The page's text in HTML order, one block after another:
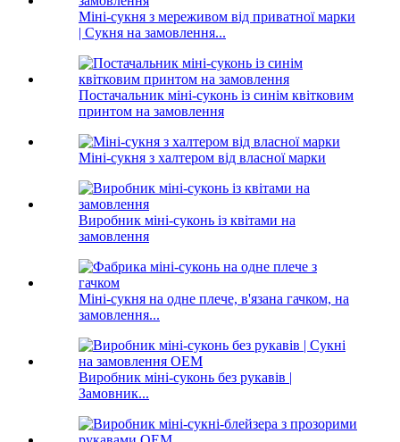
Міні-сукня з мереживом від приватної марки
| Сукня на замовлення...
Постачальник міні-суконь із синім квітковим
принтом на замовлення
Міні-сукня з халтером від власної марки
Виробник міні-суконь із квітами на
замовлення
Міні-сукня на одне плече, в'язана гачком, на
замовлення...
Виробник міні-суконь без рукавів |
Замовник...